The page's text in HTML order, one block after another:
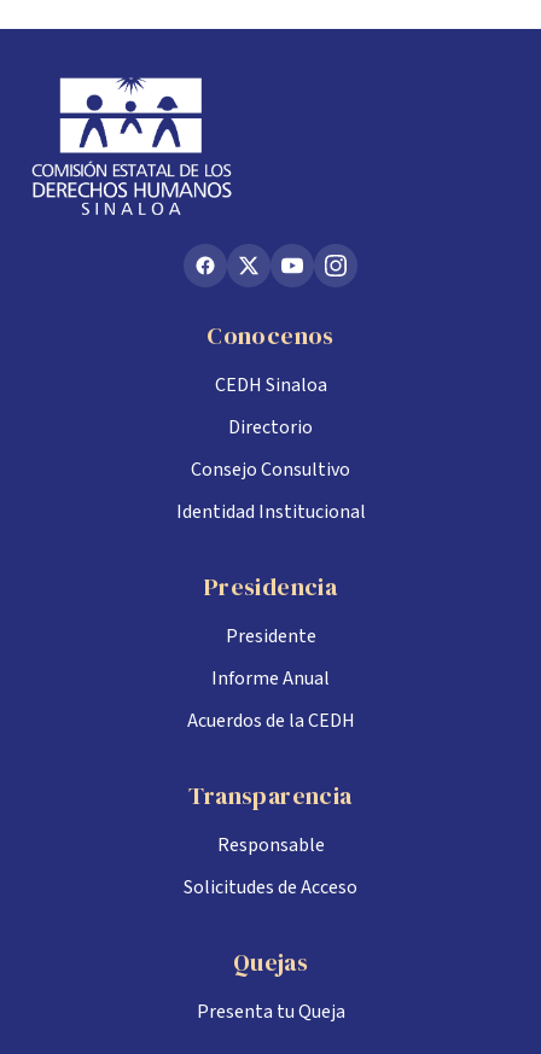
Conocenos
CEDH Sinaloa
Directorio
Consejo Consultivo
Identidad Institucional
Presidencia
Presidente
Informe Anual
Acuerdos de la CEDH
Transparencia
Responsable
Solicitudes de Acceso
Quejas
Presenta tu Queja